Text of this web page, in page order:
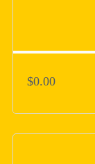
$0.00